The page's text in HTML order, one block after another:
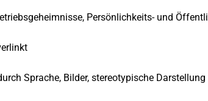
Persönlichkeits- und
Sprache, Bilder, stereotypische